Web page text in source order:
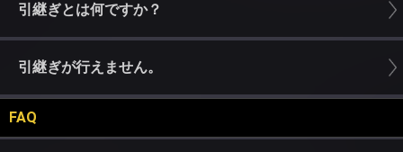
引継ぎとは何ですか？
引継ぎが行えません。
FAQ